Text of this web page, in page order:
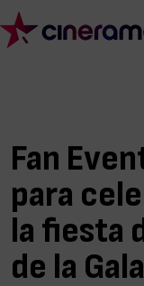
Fan
para
la fiesta
de la